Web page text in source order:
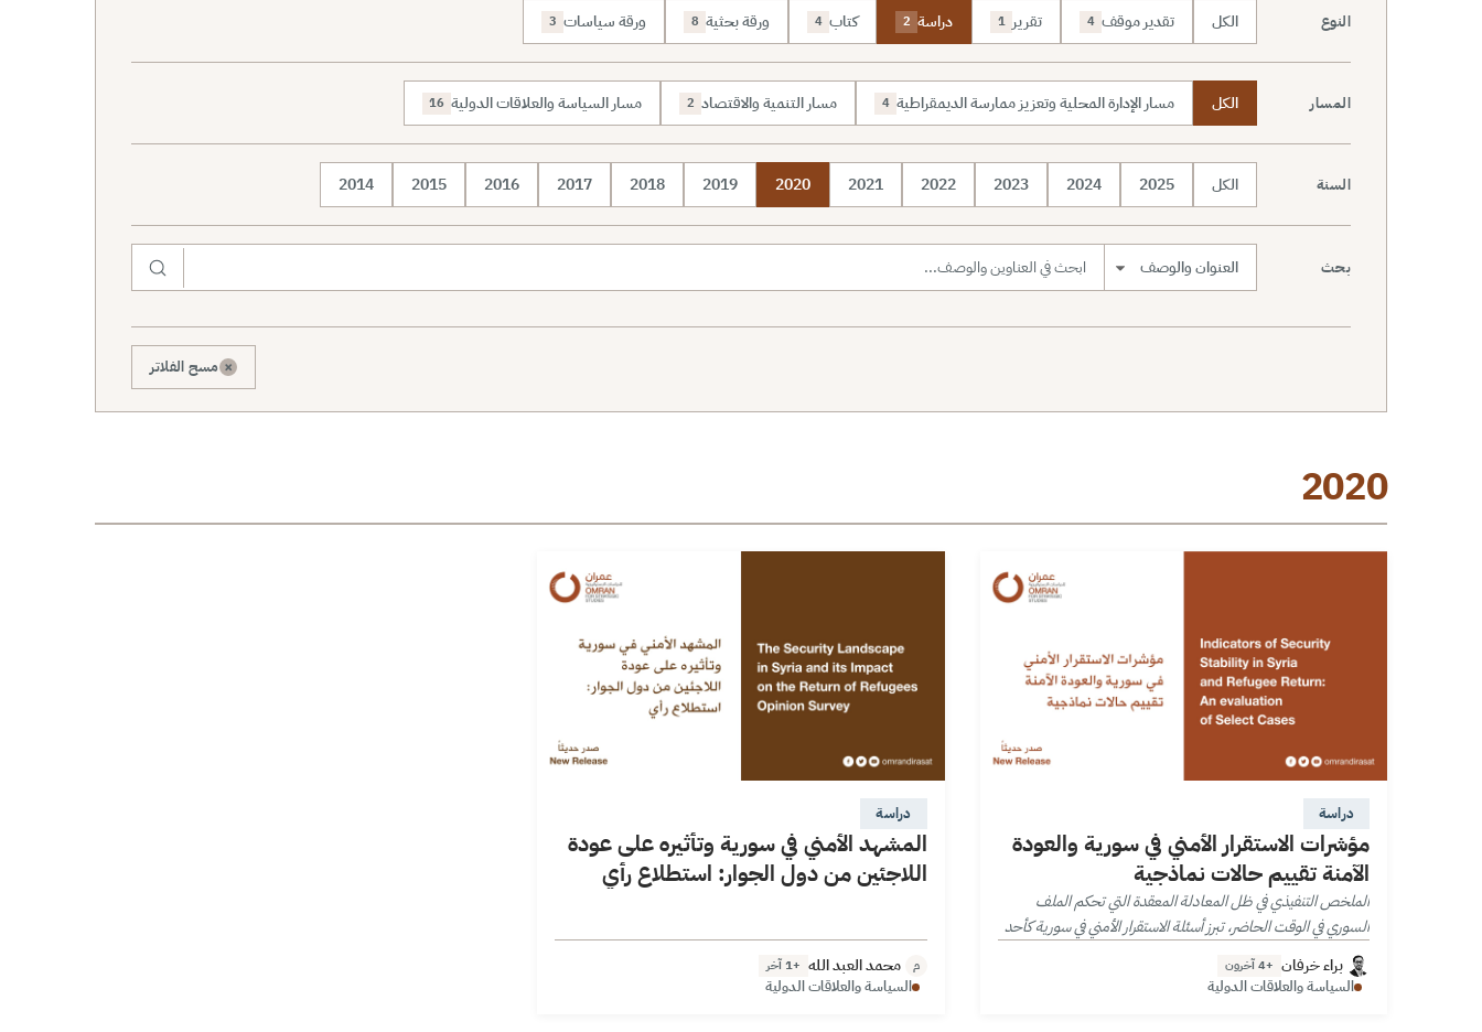
النوع الكل تقدير موقف 4 تقرير 1 دراسة 2 كتاب 4 ورقة بحثية 8 ورقة سياسات 3
المسار الكل مسار الإدارة المحلية وتعزيز ممارسة الديمقراطية 4 مسار التنمية والاقتصاد 2 مسار السياسة والعلاقات الدولية 16
السنة الكل 2025
2024
2023
2022
2021
2020
2019
2018
2017
2016
2015
2014
بحث نطاق البحث
× مسح الفلاتر
2020
دراسة
مؤشرات الاستقرار الأمني في سورية والعودة
الآمنة تقييم حالات نماذجية
الملخص التنفيذي في ظل المعادلة المعقدة التي تحكم الملف
السوري في الوقت الحاضر، تبرز أسئلة الاستقرار الأمني في سورية كأحد
المرتكزات الهامة والممَّكِنة لكل من التعافي المبكر والعودة الآمنة
للاجئين…
براء خرفان +4 آخرون
السياسة والعلاقات الدولية
دراسة
المشهد الأمني في سورية وتأثيره على عودة
اللاجئين من دول الجوار: استطلاع رأي
م محمد العبد الله +1 آخر
السياسة والعلاقات الدولية